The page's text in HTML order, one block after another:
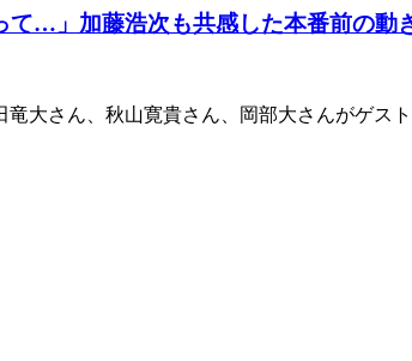
て…」加藤浩次も共感した本番前の動
大さん、秋山寛貴さん、岡部大さんがゲス